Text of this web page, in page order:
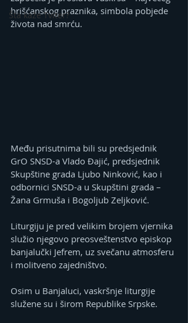
Šta kaže Tviter?
hrišćanskog praznika, simbola pobjede
života nad smrću.
Među prisutnima bili su predsjednik
GrO SNSD-a Vlado Đajić, predsjednik
Skupštine grada Ljubo Ninković, kao i
odbornici SNSD-a u Skupštini grada –
Žana Grmuša i Bogoljub Zeljković.
Liturgiju je pred velikim brojem vjernika
služio njegovo preosveštenstvo episkop
banjalučki Јefrem, uz svečanu atmosferu
i molitveno zajedništvo.
Osim u Banjaluci, vaskršnje liturgije
služene su i širom Republike Srpske.